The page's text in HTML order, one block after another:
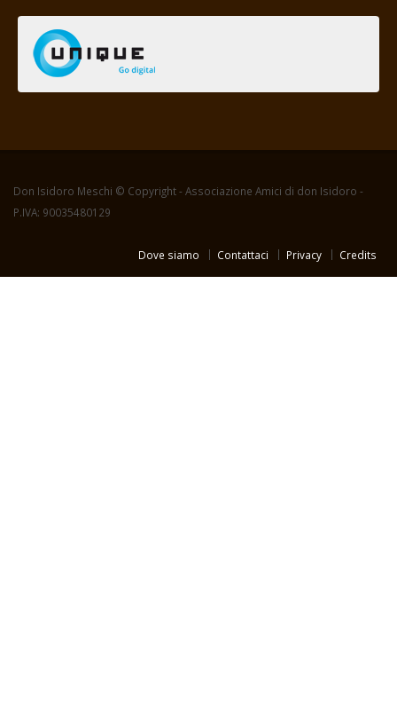
Don Isidoro Meschi © Copyright - Associazione Amici di don Isidoro -
P.IVA: 90035480129
Dove siamo Contattaci Privacy Credits